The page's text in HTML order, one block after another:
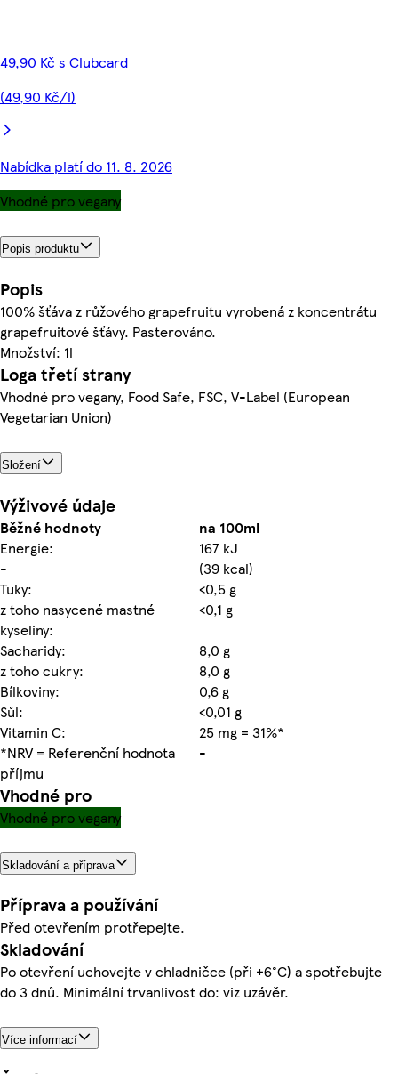
49,90 Kč s Clubcard
(49,90 Kč/l)
Nabídka platí do 11. 8. 2026
Vhodné pro vegany
Popis produktu
Popis
100% šťáva z růžového grapefruitu vyrobená z koncentrátu
grapefruitové šťávy. Pasterováno.
Množství: 1l
Loga třetí strany
Vhodné pro vegany, Food Safe, FSC, V-Label (European
Vegetarian Union)
Složení
Výživové údaje
Běžné hodnoty
na 100ml
Energie:
167 kJ
-
(39 kcal)
Tuky:
<0,5 g
z toho nasycené mastné
kyseliny:
<0,1 g
Sacharidy:
8,0 g
z toho cukry:
8,0 g
Bílkoviny:
0,6 g
Sůl:
<0,01 g
Vitamin C:
25 mg = 31%*
*NRV = Referenční hodnota
příjmu
-
Vhodné pro
Vhodné pro vegany
Skladování a příprava
Příprava a používání
Před otevřením protřepejte.
Skladování
Po otevření uchovejte v chladničce (při +6°C) a spotřebujte
do 3 dnů. Minimální trvanlivost do: viz uzávěr.
Více informací